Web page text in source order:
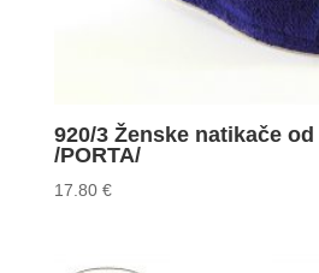
920/3 Ženske natikače
/PORTA/
17.80 €